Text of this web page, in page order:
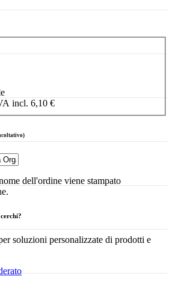
incl. 6,10 €
dell'ordine viene stampato
soluzioni personalizzate di prodotti e